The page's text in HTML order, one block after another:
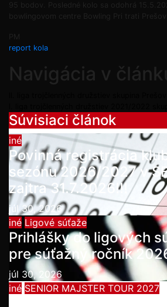
95 bodov. Posledné kolo sa odohrá
bowlingovom centre Bowling Pri trati Prešov.
report kola
Navigácia v
Súvisiaci článok
iné
Povinná registrácia
sezónu 2026/2027 v
zajtra 31.7.2026!!!
júl 30, 2026
iné Ligové súťaže
Prihlášky do ligových
pre súťažný ročník
júl 30, 2026
iné SENIOR MAJSTER TOUR 2027